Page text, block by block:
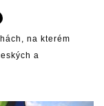
na kterém
a